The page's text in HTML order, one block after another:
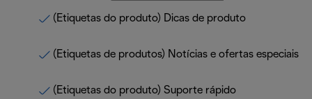
(Etiquetas do produto) Dicas de produto
(Etiquetas de produtos) Notícias e ofertas especiais
(Etiquetas do produto) Suporte rápido